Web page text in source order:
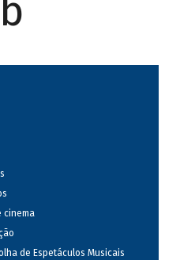
cinema
de Espetáculos Musicais